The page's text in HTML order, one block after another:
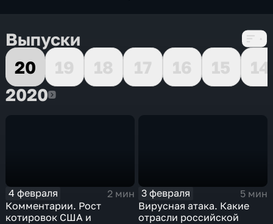
Выпуски
20
19 18 17 16 15
14
20202020
4 февраля
2 мин
Комментарии. Рост
котировок США и
3 февраля
5 мин
Вирусная атака. Какие
отрасли российской